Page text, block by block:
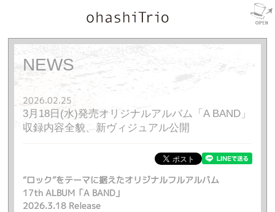
NEWS
2026.02.25
3月18日(水)発売オリジナルアルバム「A BAND」
収録内容全貌、新ヴィジュアル公開
“ロック”をテーマに据えたオリジナルフルアルバム
17th ALBUM「A BAND」
2026.3.18 Release